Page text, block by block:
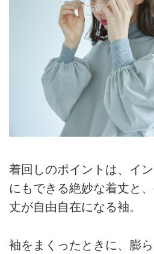
着回しのポイントは、イ
にもできる絶妙な着丈と
丈が自由自在になる袖。
袖をまくったときに、膨